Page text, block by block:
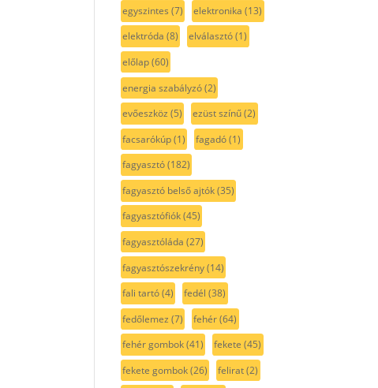
egyszintes (7) elektronika (13)
elektróda (8) elválasztó(1)
előlap(60)
energia szabályzó(2)
evőeszköz (5) ezüst színű(2)
facsarókúp(1) fagadó(1)
fagyasztó(182)
fagyasztó belső ajtók(35)
fagyasztófiók(45)
fagyasztóláda (27)
fagyasztószekrény(14)
fali tartó(4) fedél (38)
fedőlemez (7) fehér(64)
fehér gombok(41) fekete (45)
fekete gombok(26) felirat(2)